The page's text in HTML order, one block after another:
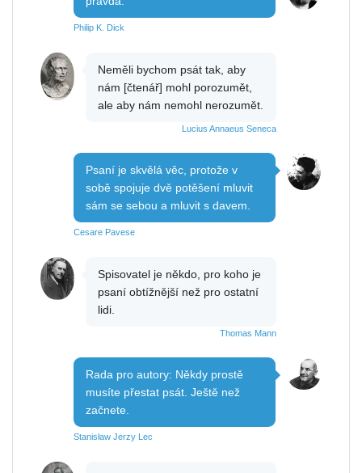
Philip K. Dick
Neměli bychom psát tak, aby
nám [čtenář] mohl porozumět,
ale aby nám nemohl nerozumět.
Lucius Annaeus Seneca
Psaní je skvělá věc, protože v
sobě spojuje dvě potěšení mluvit
sám se sebou a mluvit s davem.
Cesare Pavese
Spisovatel je někdo, pro koho je
psaní obtížnější než pro ostatní
lidi.
Thomas Mann
Rada pro autory: Někdy prostě
musíte přestat psát. Ještě než
začnete.
Stanisław Jerzy Lec